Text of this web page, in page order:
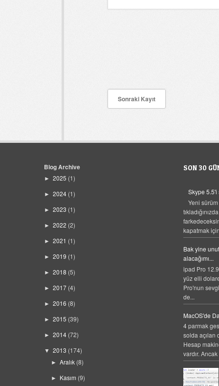
Sonraki Kayıt
Blog Archive
► 2025 (1)
► 2024 (1)
► 2023 (1)
► 2022 (2)
► 2021 (1)
► 2019 (1)
► 2018 (5)
► 2017 (4)
► 2016 (8)
► 2015 (39)
► 2014 (72)
▼ 2013 (174)
►Aralık (8)
► Kasım (9)
SON 30
Skype 5.5'i
Yeni
kapatmak
Bak yine
alacağımı...
ipad Pro
yüz elli
Pro'nun
de...
MacOS'de
4 parmak
solda açılan
Hesap
vardır.